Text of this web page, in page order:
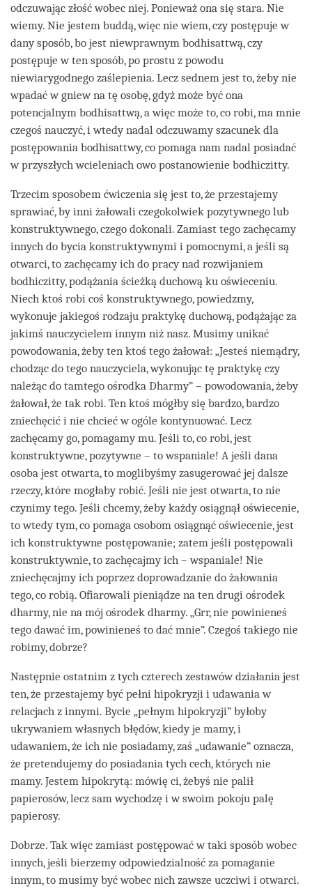
odczuwając złość wobec niej. Ponieważ ona się stara. Nie
wiemy. Nie jestem buddą, więc nie wiem, czy postępuje w
dany sposób, bo jest niewprawnym bodhisattwą, czy
postępuje w ten sposób, po prostu z powodu
niewiarygodnego zaślepienia. Lecz sednem jest to, żeby nie
wpadać w gniew na tę osobę, gdyż może być ona
potencjalnym bodhisattwą, a więc może to, co robi, ma mnie
czegoś nauczyć, i wtedy nadal odczuwamy szacunek dla
postępowania bodhisattwy, co pomaga nam nadal posiadać
w przyszłych wcieleniach owo postanowienie bodhiczitty.
Trzecim sposobem ćwiczenia się jest to, że przestajemy
sprawiać, by inni żałowali czegokolwiek pozytywnego lub
konstruktywnego, czego dokonali. Zamiast tego zachęcamy
innych do bycia konstruktywnymi i pomocnymi, a jeśli są
otwarci, to zachęcamy ich do pracy nad rozwijaniem
bodhiczitty, podążania ścieżką duchową ku oświeceniu.
Niech ktoś robi coś konstruktywnego, powiedzmy,
wykonuje jakiegoś rodzaju praktykę duchową, podążając za
jakimś nauczycielem innym niż nasz. Musimy unikać
powodowania, żeby ten ktoś tego żałował: „Jesteś niemądry,
chodząc do tego nauczyciela, wykonując tę praktykę czy
należąc do tamtego ośrodka Dharmy” – powodowania, żeby
żałował, że tak robi. Ten ktoś mógłby się bardzo, bardzo
zniechęcić i nie chcieć w ogóle kontynuować. Lecz
zachęcamy go, pomagamy mu. Jeśli to, co robi, jest
konstruktywne, pozytywne – to wspaniale! A jeśli dana
osoba jest otwarta, to moglibyśmy zasugerować jej dalsze
rzeczy, które mogłaby robić. Jeśli nie jest otwarta, to nie
czynimy tego. Jeśli chcemy, żeby każdy osiągnął oświecenie,
to wtedy tym, co pomaga osobom osiągnąć oświecenie, jest
ich konstruktywne postępowanie; zatem jeśli postępowali
konstruktywnie, to zachęcajmy ich – wspaniale! Nie
zniechęcajmy ich poprzez doprowadzanie do żałowania
tego, co robią. Ofiarowali pieniądze na ten drugi ośrodek
dharmy, nie na mój ośrodek dharmy. „Grr, nie powinieneś
tego dawać im, powinieneś to dać mnie”. Czegoś takiego nie
robimy, dobrze?
Następnie ostatnim z tych czterech zestawów działania jest
ten, że przestajemy być pełni hipokryzji i udawania w
relacjach z innymi. Bycie „pełnym hipokryzji” byłoby
ukrywaniem własnych błędów, kiedy je mamy, i
udawaniem, że ich nie posiadamy, zaś „udawanie” oznacza,
że pretendujemy do posiadania tych cech, których nie
mamy. Jestem hipokrytą: mówię ci, żebyś nie palił
papierosów, lecz sam wychodzę i w swoim pokoju palę
papierosy.
Dobrze. Tak więc zamiast postępować w taki sposób wobec
innych, jeśli bierzemy odpowiedzialność za pomaganie
innym, to musimy być wobec nich zawsze uczciwi i otwarci.